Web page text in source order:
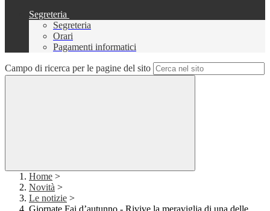
Segreteria
Segreteria
Orari
Pagamenti informatici
Campo di ricerca per le pagine del sito
Home >
Novità >
Le notizie >